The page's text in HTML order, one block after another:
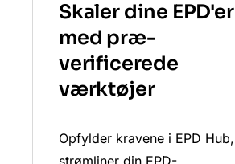
Skaler dine EPD'er
med præ-
verificerede
værktøjer
Opfylder kravene i EPD Hub,